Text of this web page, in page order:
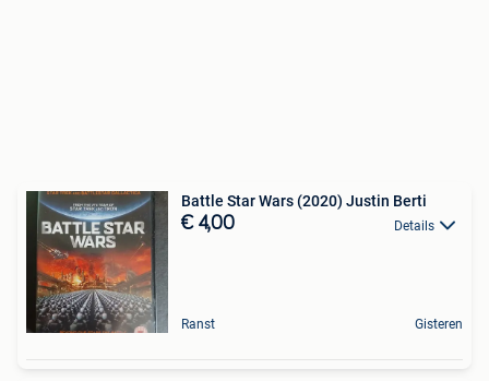
Battle Star Wars (2020) Justin Berti
€ 4,00 Details
Ranst Gisteren